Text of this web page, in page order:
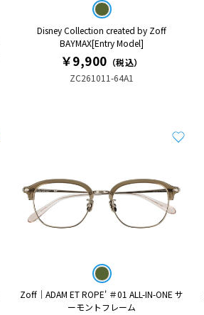
Disney Collection created by Zoff
BAYMAX[Entry Model]
￥9,900 （税込）
ZC261011-64A1
Zoff｜ADAM ET ROPE' ＃01 ALL-IN-ONE サ
ーモントフレーム